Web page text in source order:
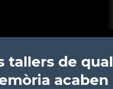
tallers de